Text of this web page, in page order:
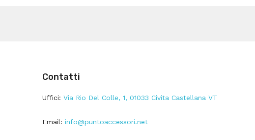
Contatti
Uffici: Via Rio Del Colle, 1, 01033 Civita Castellana VT
Email: info@puntoaccessori.net